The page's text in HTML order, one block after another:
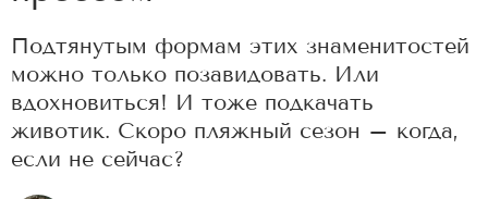
Подтянутым формам этих знаменитостей
можно только позавидовать. Или
вдохновиться! И тоже подкачать
животик. Скоро пляжный сезон – когда,
если не сейчас?